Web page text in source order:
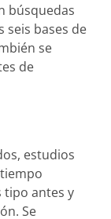
búsquedas
seis bases de
se
de
estudios
antes y
Se